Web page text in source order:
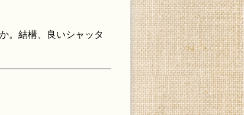
。結構、良いシャッタ